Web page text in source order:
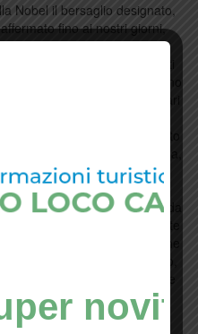
Nobel il bersaglio designato,
fino ai nostri giorni,
appariva plausibile anche se
Qualcuno si chiedeva infatti
strutture che costituivano
sfiorava i novanta ettari
in una fitta vegetazione
città, potesse essere sfuggito
avevano sorvolato la zona,
da ottime condizioni di
uno dei velivoli che
constatare che in effetti da
erano perfettamente
che architettoniche
a Lecore, Poggio a Caiano,
villa di Castelletti, e infine
fu deliberatamente